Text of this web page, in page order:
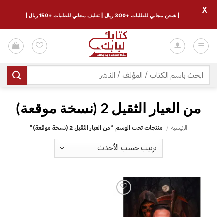
للمحتوى
البحث
عن:
الرئيسية / منتجات تحت الوسم “‎من العيار الثقيل 2‎ (نسخة موقعة)”
| شحن مجاني للطلبات +300 ريال | تغليف مجاني للطلبات +150 ريال |
X